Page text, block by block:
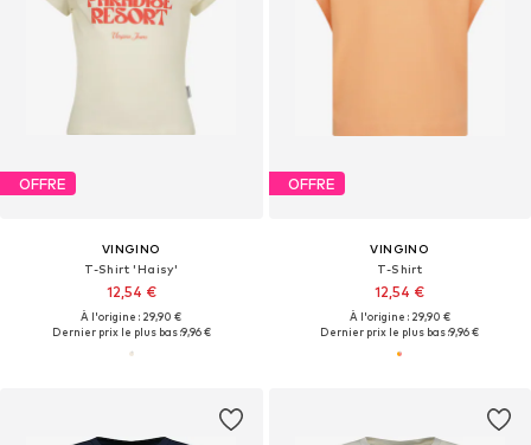
OFFRE
VINGINO
T-Shirt 'Haisy'
12,54 €
À l'origine : 29,90 €
Dernier prix le plus bas :9,96 €
OFFRE
VINGINO
T-Shirt
12,54 €
À l'origine : 29,90 €
Dernier prix le plus bas :9,96 €